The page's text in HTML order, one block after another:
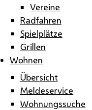
Vereine
Radfahren
Spielplätze
Grillen
Wohnen
Übersicht
Meldeservice
Wohnungssuche